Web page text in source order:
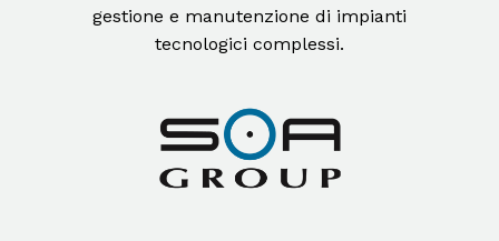
gestione e manutenzione di impianti
tecnologici complessi.